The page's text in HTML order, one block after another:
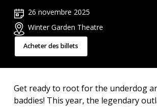
26 novembre 2025
Winter Garden Theatre
Acheter des billets
Get ready to root for the underdog
baddies! This year, the legendary